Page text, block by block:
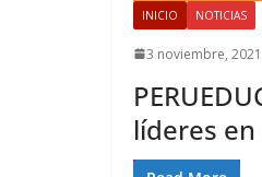
INICIO NOTICIAS
3 noviembre, 2021
líderes